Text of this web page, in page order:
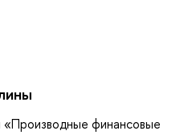
финансовые